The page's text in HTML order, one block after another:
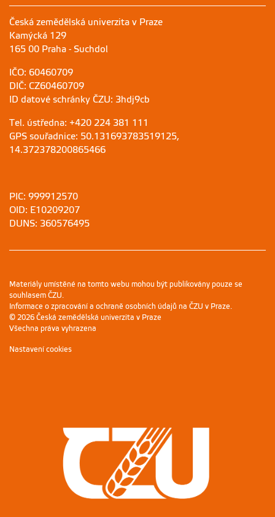
Česká zemědělská univerzita v Praze
Kamýcká 129
165 00 Praha - Suchdol
IČO: 60460709
DIČ: CZ60460709
ID datové schránky ČZU: 3hdj9cb
Tel. ústředna: +420 224 381 111
GPS souřadnice: 50.131693783519125,
14.372378200865466
PIC: 999912570
OID: E10209207
DUNS: 360576495
Materiály umístěné na tomto webu mohou být publikovány pouze se
souhlasem ČZU.
Informace o zpracování a ochraně osobních údajů na ČZU v Praze.
© 2026 Česká zemědělská univerzita v Praze
Všechna práva vyhrazena
Nastavení cookies